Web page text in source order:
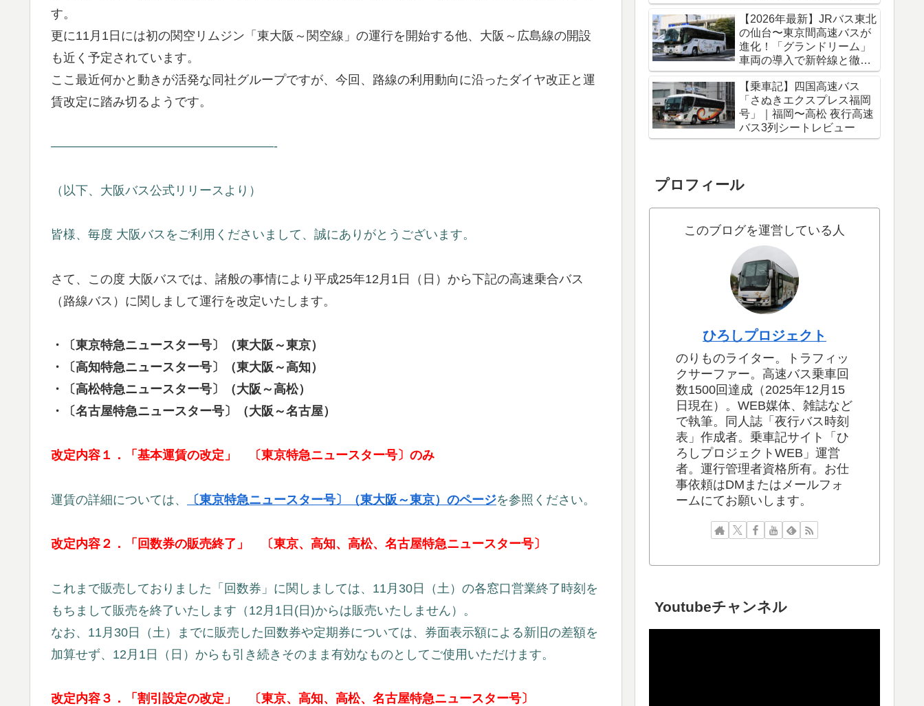
す。
更に11月1日には初の関空リムジン「東大阪～関空線」の運行を開始する他、大阪～広島線の開設
も近く予定されています。
ここ最近何かと動きが活発な同社グループですが、今回、路線の利用動向に沿ったダイヤ改正と運
賃改定に踏み切るようです。
——————————————————-
（以下、大阪バス公式リリースより）
皆様、毎度 大阪バスをご利用くださいまして、誠にありがとうございます。
さて、この度 大阪バスでは、諸般の事情により平成25年12月1日（日）から下記の高速乗合バス
（路線バス）に関しまして運行を改定いたします。
・〔東京特急ニュースター号〕（東大阪～東京）
・〔高知特急ニュースター号〕（東大阪～高知）
・〔高松特急ニュースター号〕（大阪～高松）
・〔名古屋特急ニュースター号〕（大阪～名古屋）
改定内容１．「基本運賃の改定」 〔東京特急ニュースター号〕のみ
運賃の詳細については、 〔東京特急ニュースター号〕（東大阪～東京）のページを参照ください。
改定内容２．「回数券の販売終了」 〔東京、高知、高松、名古屋特急ニュースター号〕
これまで販売しておりました「回数券」に関しましては、11月30日（土）の各窓口営業終了時刻を
もちまして販売を終了いたします（12月1日(日)からは販売いたしません）。
なお、11月30日（土）までに販売した回数券や定期券については、券面表示額による新旧の差額を
加算せず、12月1日（日）からも引き続きそのまま有効なものとしてご使用いただけます。
改定内容３．「割引設定の改定」 〔東京、高知、高松、名古屋特急ニュースター号〕
窓をレポート
【2026年最新】JRバス東北
の仙台〜東京間高速バスが
進化！「グランドリーム」
車両の導入で新幹線と徹底
比較
【乗車記】四国高速バス
「さぬきエクスプレス福岡
号」｜福岡〜高松 夜行高速
バス3列シートレビュー
プロフィール
このブログを運営している人
ひろしプロジェクト
のりものライター。トラフィッ
クサーファー。高速バス乗車回
数1500回達成（2025年12月15
日現在）。WEB媒体、雑誌など
で執筆。同人誌「夜行バス時刻
表」作成者。乗車記サイト「ひ
ろしプロジェクトWEB」運営
者。運行管理者資格所有。お仕
事依頼はDMまたはメールフォ
ームにてお願いします。
Youtubeチャンネル